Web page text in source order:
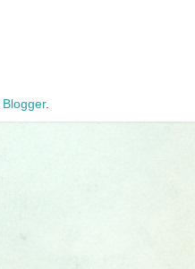
Blogger.